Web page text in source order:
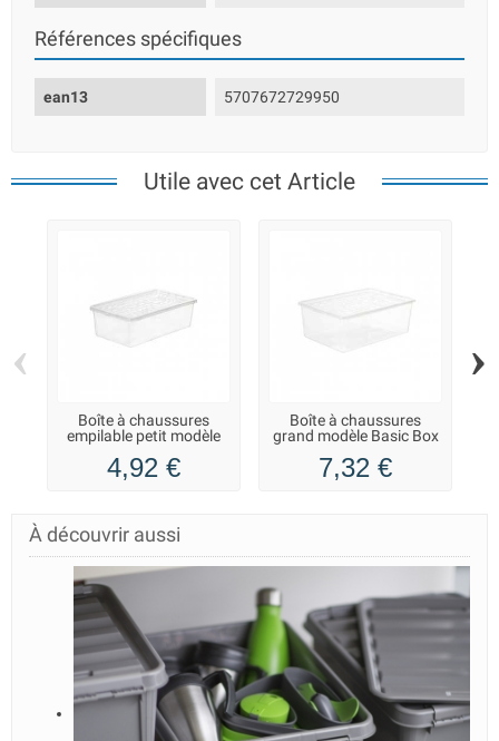
Références spécifiques
ean13 5707672729950
Utile avec cet Article
Boîte à chaussures
empilable petit modèle
4,92 €
Boîte à chaussures
grand modèle Basic Box
7,32 €
‹ ›
À découvrir aussi